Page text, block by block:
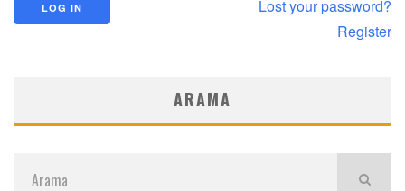
Lost your password?
Register
ARAMA